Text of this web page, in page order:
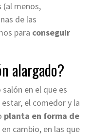
menos,
de las
para conseguir
alargado?
en el que es
el comedor y la
planta en forma de
cambio, en las que